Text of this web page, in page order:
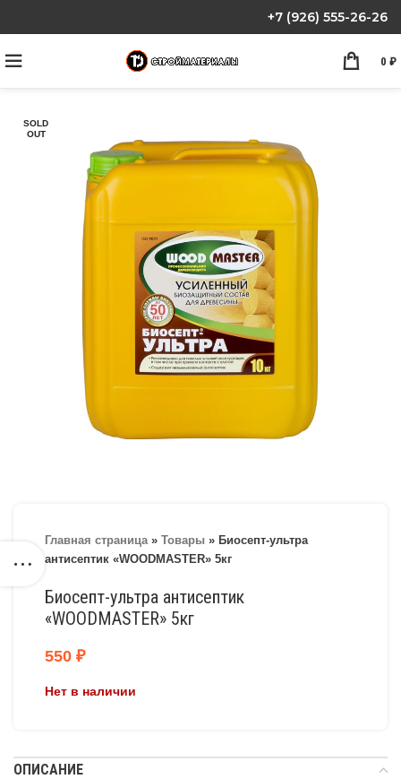
+7 (926) 555-26-26
0 ₽
SOLD
OUT
Главная страница» Товары » Биосепт-ультра
антисептик «WOODMASTER» 5кг
Биосепт-ультра антисептик
«WOODMASTER» 5кг
550 ₽
Нет в наличии
ОПИСАНИЕ